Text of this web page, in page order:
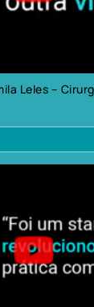
Leles –